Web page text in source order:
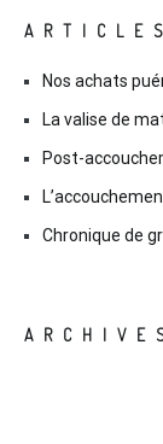
Nos achats
La valise de
Post-
Chronique de